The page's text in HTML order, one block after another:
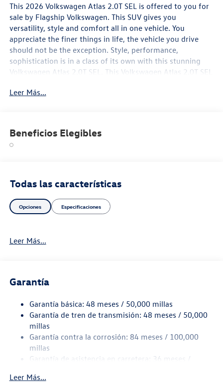
This 2026 Volkswagen Atlas 2.0T SEL is offered to you for
sale by Flagship Volkswagen. This SUV gives you
versatility, style and comfort all in one vehicle. You
appreciate the finer things in life, the vehicle you drive
should not be the exception. Style, performance,
sophistication is in a class of its own with this stunning
Volkswagen Atlas 2.0T SEL. This Volkswagen Atlas 2.0T SEL
you're faced with inclement weather or just out enjoying
Volkswagen Atlas 2.0T SEL will definitely turn heads.
Leer Más...
Beneficios Elegibles
Todas las características
Opciones Especificaciones
Leer Más...
Garantía
Garantía básica: 48 meses / 50,000 millas
Garantía de tren de transmisión: 48 meses / 50,000
millas
Garantía contra la corrosión: 84 meses / 100,000
millas
Garantía de asistencia en carretera: 36 meses /
Garantía de mantenimiento: 24 meses / 20,000
Leer Más...